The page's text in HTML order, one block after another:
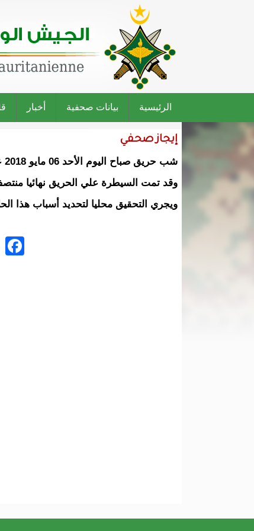
الرئيسية بيانات صحفية أخبار
إيجاز صحفي
شب حريق صباح اليوم الأحد 06 مايو 2018 عند الساعة السابعة صباحا بمخزن الذخيرة بثكنة كيهيدي .
وقد تمت السيطرة علي الحريق نهائيا
ويجري التحقيق محليا لتحديد أسباب هذا